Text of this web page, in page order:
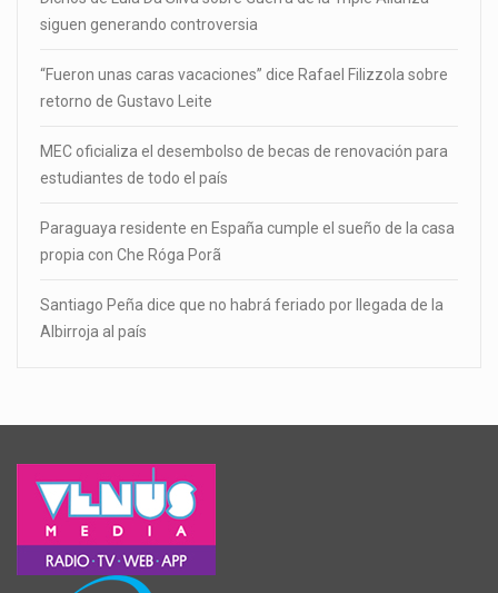
siguen generando controversia
“Fueron unas caras vacaciones” dice Rafael Filizzola sobre
retorno de Gustavo Leite
MEC oficializa el desembolso de becas de renovación para
estudiantes de todo el país
Paraguaya residente en España cumple el sueño de la casa
propia con Che Róga Porã
Santiago Peña dice que no habrá feriado por llegada de la
Albirroja al país